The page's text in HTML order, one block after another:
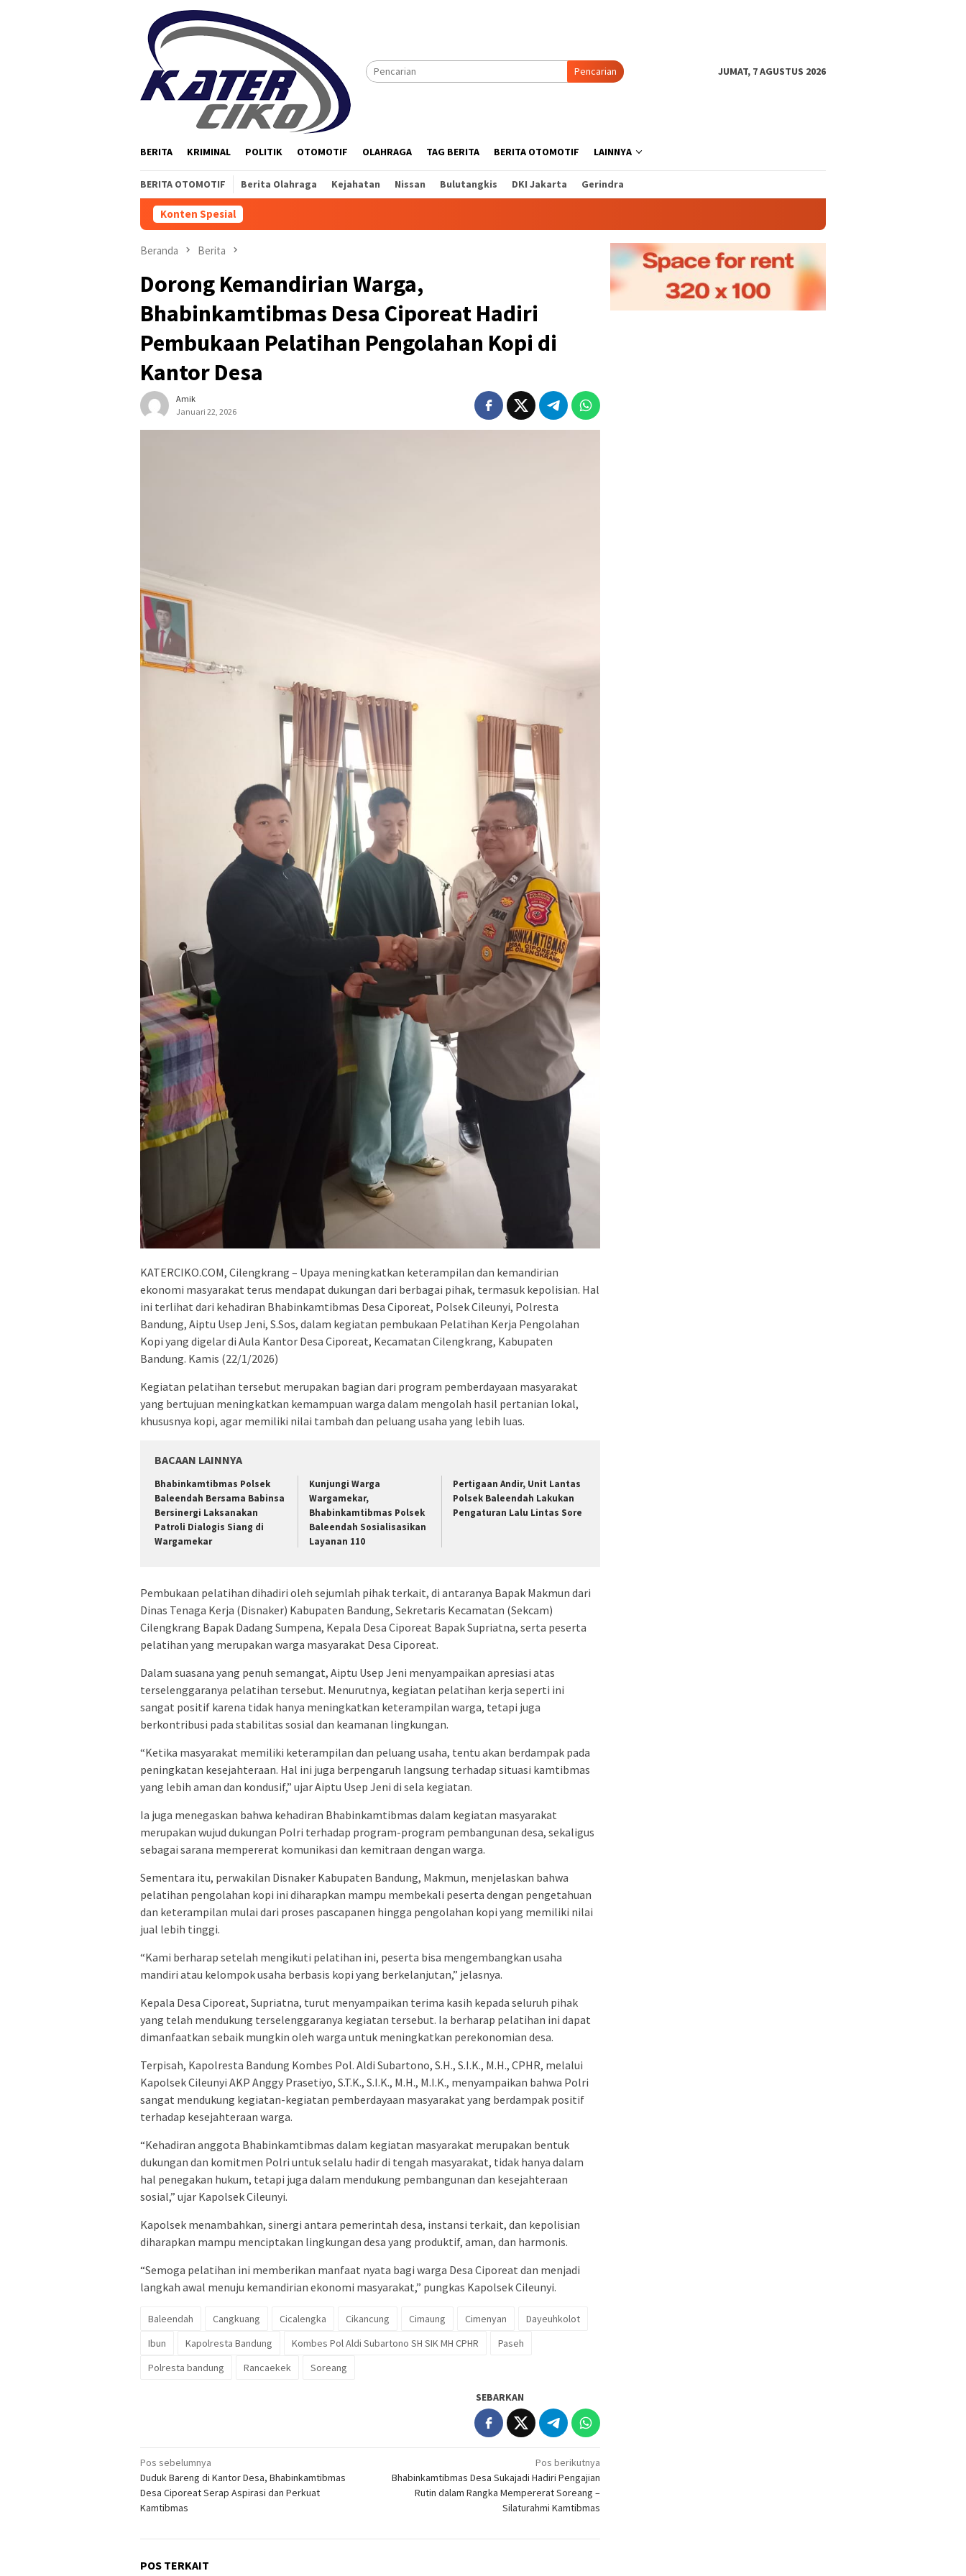
Pencarian JUMAT, 7 AGUSTUS 2026
BERITA KRIMINAL POLITIK OTOMOTIF OLAHRAGA TAG BERITA BERITA OTOMOTIF LAINNYA
BERITA OTOMOTIF Berita Olahraga Kejahatan Nissan Bulutangkis DKI Jakarta Gerindra
Konten Spesial
Beranda Berita
Dorong Kemandirian Warga,
Bhabinkamtibmas Desa Ciporeat Hadiri
Pembukaan Pelatihan Pengolahan Kopi di
Kantor Desa
Amik
Januari 22, 2026
KATERCIKO.COM, Cilengkrang – Upaya meningkatkan keterampilan dan kemandirian
ekonomi masyarakat terus mendapat dukungan dari berbagai pihak, termasuk kepolisian. Hal
ini terlihat dari kehadiran Bhabinkamtibmas Desa Ciporeat, Polsek Cileunyi, Polresta
Bandung, Aiptu Usep Jeni, S.Sos, dalam kegiatan pembukaan Pelatihan Kerja Pengolahan
Kopi yang digelar di Aula Kantor Desa Ciporeat, Kecamatan Cilengkrang, Kabupaten
Bandung. Kamis (22/1/2026)
Kegiatan pelatihan tersebut merupakan bagian dari program pemberdayaan masyarakat
yang bertujuan meningkatkan kemampuan warga dalam mengolah hasil pertanian lokal,
khususnya kopi, agar memiliki nilai tambah dan peluang usaha yang lebih luas.
BACAAN LAINNYA
Bhabinkamtibmas Polsek
Baleendah Bersama Babinsa
Bersinergi Laksanakan
Patroli Dialogis Siang di
Wargamekar
Kunjungi Warga
Wargamekar,
Bhabinkamtibmas Polsek
Baleendah Sosialisasikan
Layanan 110
Pertigaan Andir, Unit Lantas
Polsek Baleendah Lakukan
Pengaturan Lalu Lintas Sore
Pembukaan pelatihan dihadiri oleh sejumlah pihak terkait, di antaranya Bapak Makmun dari
Dinas Tenaga Kerja (Disnaker) Kabupaten Bandung, Sekretaris Kecamatan (Sekcam)
Cilengkrang Bapak Dadang Sumpena, Kepala Desa Ciporeat Bapak Supriatna, serta peserta
pelatihan yang merupakan warga masyarakat Desa Ciporeat.
Dalam suasana yang penuh semangat, Aiptu Usep Jeni menyampaikan apresiasi atas
terselenggaranya pelatihan tersebut. Menurutnya, kegiatan pelatihan kerja seperti ini
sangat positif karena tidak hanya meningkatkan keterampilan warga, tetapi juga
berkontribusi pada stabilitas sosial dan keamanan lingkungan.
“Ketika masyarakat memiliki keterampilan dan peluang usaha, tentu akan berdampak pada
peningkatan kesejahteraan. Hal ini juga berpengaruh langsung terhadap situasi kamtibmas
yang lebih aman dan kondusif,” ujar Aiptu Usep Jeni di sela kegiatan.
Ia juga menegaskan bahwa kehadiran Bhabinkamtibmas dalam kegiatan masyarakat
merupakan wujud dukungan Polri terhadap program-program pembangunan desa, sekaligus
sebagai sarana mempererat komunikasi dan kemitraan dengan warga.
Sementara itu, perwakilan Disnaker Kabupaten Bandung, Makmun, menjelaskan bahwa
pelatihan pengolahan kopi ini diharapkan mampu membekali peserta dengan pengetahuan
dan keterampilan mulai dari proses pascapanen hingga pengolahan kopi yang memiliki nilai
jual lebih tinggi.
“Kami berharap setelah mengikuti pelatihan ini, peserta bisa mengembangkan usaha
mandiri atau kelompok usaha berbasis kopi yang berkelanjutan,” jelasnya.
Kepala Desa Ciporeat, Supriatna, turut menyampaikan terima kasih kepada seluruh pihak
yang telah mendukung terselenggaranya kegiatan tersebut. Ia berharap pelatihan ini dapat
dimanfaatkan sebaik mungkin oleh warga untuk meningkatkan perekonomian desa.
Terpisah, Kapolresta Bandung Kombes Pol. Aldi Subartono, S.H., S.I.K., M.H., CPHR, melalui
Kapolsek Cileunyi AKP Anggy Prasetiyo, S.T.K., S.I.K., M.H., M.I.K., menyampaikan bahwa Polri
sangat mendukung kegiatan-kegiatan pemberdayaan masyarakat yang berdampak positif
terhadap kesejahteraan warga.
“Kehadiran anggota Bhabinkamtibmas dalam kegiatan masyarakat merupakan bentuk
dukungan dan komitmen Polri untuk selalu hadir di tengah masyarakat, tidak hanya dalam
hal penegakan hukum, tetapi juga dalam mendukung pembangunan dan kesejahteraan
sosial,” ujar Kapolsek Cileunyi.
Kapolsek menambahkan, sinergi antara pemerintah desa, instansi terkait, dan kepolisian
diharapkan mampu menciptakan lingkungan desa yang produktif, aman, dan harmonis.
“Semoga pelatihan ini memberikan manfaat nyata bagi warga Desa Ciporeat dan menjadi
langkah awal menuju kemandirian ekonomi masyarakat,” pungkas Kapolsek Cileunyi.
Baleendah Cangkuang Cicalengka Cikancung Cimaung Cimenyan
Dayeuhkolot
Ibun
Kapolresta Bandung Kombes Pol Aldi Subartono SH SIK MH CPHR
Paseh
Polresta bandung
Rancaekek Soreang
SEBARKAN
Navigasi
pos
Pos sebelumnya
Duduk Bareng di Kantor Desa, Bhabinkamtibmas
Desa Ciporeat Serap Aspirasi dan Perkuat
Kamtibmas
Pos berikutnya
Bhabinkamtibmas Desa Sukajadi Hadiri Pengajian
Rutin dalam Rangka Mempererat Soreang –
Silaturahmi Kamtibmas
POS TERKAIT